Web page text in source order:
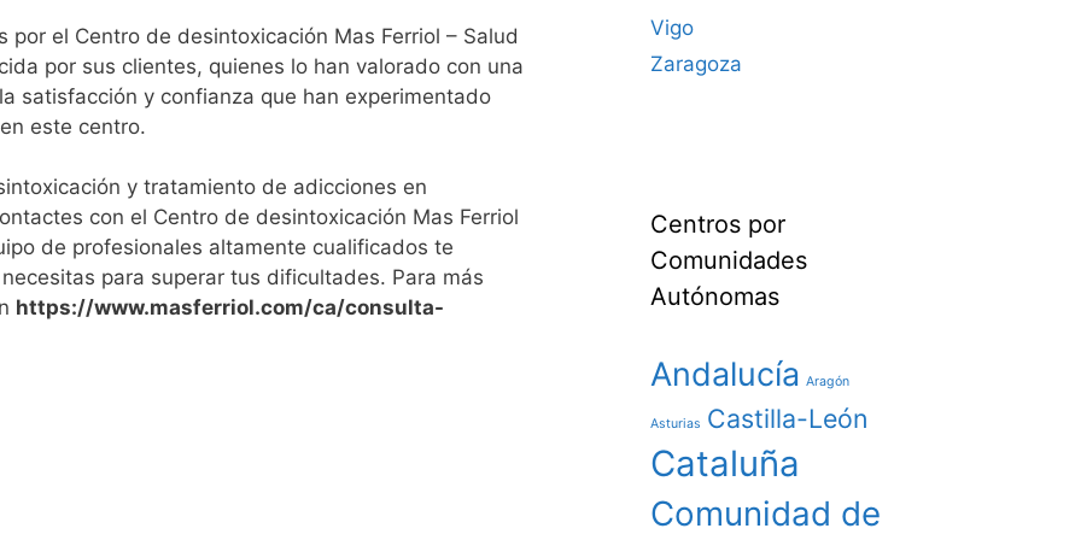
el Centro de desintoxicación Mas Ferriol – Salud
por sus clientes, quienes lo han valorado con una
satisfacción y confianza que han experimentado
este centro.
y tratamiento de adicciones en
con el Centro de desintoxicación Mas Ferriol
de profesionales altamente cualificados te
para superar tus dificultades. Para más
https://www.masferriol.com/ca/consulta-
Vigo
Zaragoza
Centros por
Comunidades
Autónomas
Andalucía Aragón
Asturias Castilla-León
Cataluña
Comunidad de